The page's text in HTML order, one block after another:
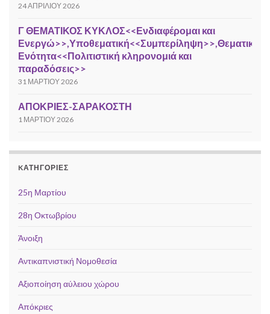
24 ΑΠΡΙΛΊΟΥ 2026
Γ ΘΕΜΑΤΙΚΟΣ ΚΥΚΛΟΣ<<Ενδιαφέρομαι και
Ενεργώ>>,Υποθεματική<<Συμπερίληψη>>,Θεματική
Ενότητα<<Πολιτιστική κληρονομιά και
παραδόσεις>>
31 ΜΑΡΤΊΟΥ 2026
ΑΠΟΚΡΙΕΣ-ΣΑΡΑΚΟΣΤΗ
1 ΜΑΡΤΊΟΥ 2026
KΑΤΗΓΟΡΊΕΣ
25η Μαρτίου
28η Οκτωβρίου
Άνοιξη
Αντικαπνιστική Νομοθεσία
Αξιοποίηση αύλειου χώρου
Απόκριες